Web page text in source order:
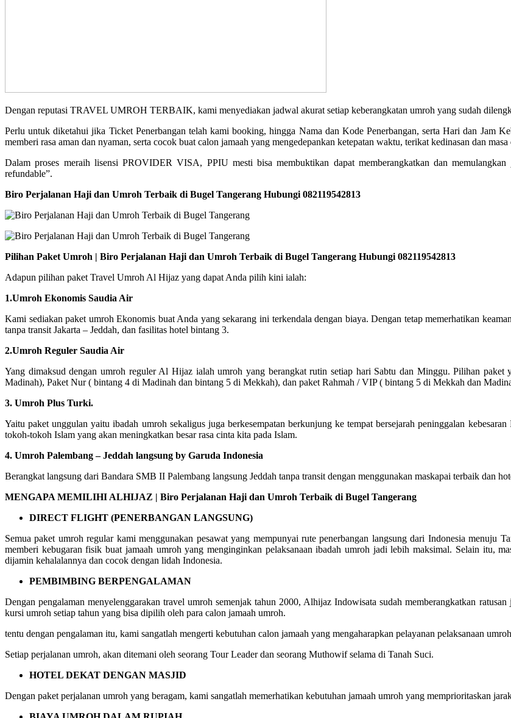
Dengan reputasi TRAVEL UMROH TERBAIK, kami menyediakan jadwal akurat setiap keberangkatan umroh yang sudah
Perlu untuk diketahui jika Ticket Penerbangan telah kami booking, hingga Nama dan Kode Penerbangan, serta Hari dan Jam
memberi rasa aman dan nyaman, serta cocok buat calon jamaah yang mengedepankan ketepatan waktu, terikat kedinasan dan
Dalam proses meraih lisensi PROVIDER VISA, PPIU mesti bisa membuktikan dapat memberangkatkan dan
refundable”.
Biro Perjalanan Haji dan Umroh Terbaik di Bugel Tangerang Hubungi 082119542813
Pilihan Paket Umroh | Biro Perjalanan Haji dan Umroh Terbaik di Bugel Tangerang Hubungi 082119542813
Adapun pilihan paket Travel Umroh Al Hijaz yang dapat Anda pilih kini ialah:
1.Umroh Ekonomis Saudia Air
Kami sediakan paket umroh Ekonomis buat Anda yang sekarang ini terkendala dengan biaya. Dengan tetap memerhatikan
tanpa transit Jakarta – Jeddah, dan fasilitas hotel bintang 3.
2.Umroh Reguler Saudia Air
Yang dimaksud dengan umroh reguler Al Hijaz ialah umroh yang berangkat rutin setiap hari Sabtu dan Minggu. Pilihan
Madinah), Paket Nur ( bintang 4 di Madinah dan bintang 5 di Mekkah), dan paket Rahmah / VIP ( bintang 5 di Mekkah dan
3. Umroh Plus Turki.
Yaitu paket unggulan yaitu ibadah umroh sekaligus juga berkesempatan berkunjung ke tempat bersejarah peninggalan kebesaran
tokoh-tokoh Islam yang akan meningkatkan besar rasa cinta kita pada Islam.
4. Umroh Palembang – Jeddah langsung by Garuda Indonesia
Berangkat langsung dari Bandara SMB II Palembang langsung Jeddah tanpa transit dengan menggunakan maskapai terbaik dan
MENGAPA MEMILIHI ALHIJAZ | Biro Perjalanan Haji dan Umroh Terbaik di Bugel Tangerang
DIRECT FLIGHT (PENERBANGAN LANGSUNG)
Semua paket umroh regular kami menggunakan pesawat yang mempunyai rute penerbangan langsung dari Indonesia
memberi kebugaran fisik buat jamaah umroh yang menginginkan pelaksanaan ibadah umroh jadi lebih maksimal. Selain itu,
dijamin kehalalannya dan cocok dengan lidah Indonesia.
PEMBIMBING BERPENGALAMAN
Dengan pengalaman menyelenggarakan travel umroh semenjak tahun 2000, Alhijaz Indowisata sudah memberangkatkan
kursi umroh setiap tahun yang bisa dipilih oleh para calon jamaah umroh.
tentu dengan pengalaman itu, kami sangatlah mengerti kebutuhan calon jamaah yang mengaharapkan pelayanan pelaksanaan
Setiap perjalanan umroh, akan ditemani oleh seorang Tour Leader dan seorang Muthowif selama di Tanah Suci.
HOTEL DEKAT DENGAN MASJID
Dengan paket perjalanan umroh yang beragam, kami sangatlah memerhatikan kebutuhan jamaah umroh yang memprioritaskan